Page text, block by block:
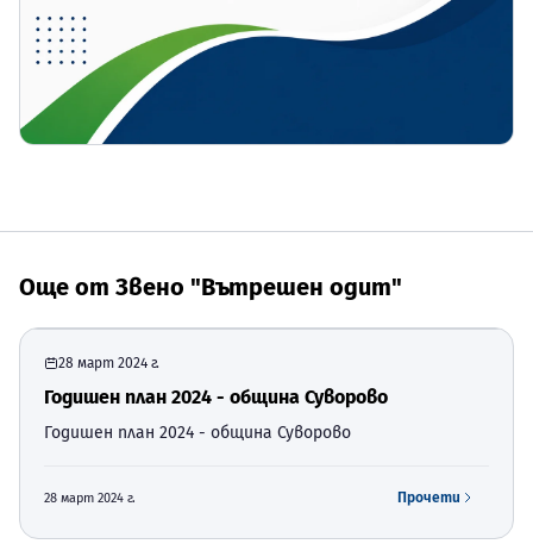
Още от Звено "Вътрешен одит"
28 март 2024 г.
Годишен план 2024 - община Суворово
Годишен план 2024 - община Суворово
28 март 2024 г. Прочети